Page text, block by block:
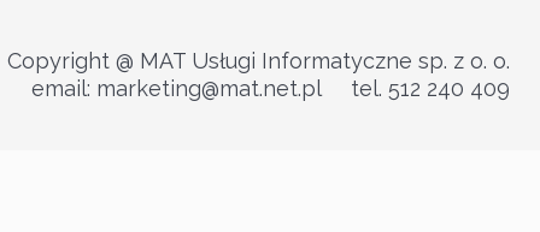
Copyright @ MAT Usługi Informatyczne sp. z o. o.
email: marketing@mat.net.pl tel. 512 240 409